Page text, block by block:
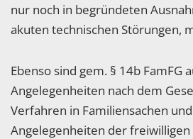
nur noch in begründeten
akuten technischen Störungen,
Ebenso sind gem. § 14b FamFG
Angelegenheiten nach dem
Verfahren in Familiensachen
Angelegenheiten der